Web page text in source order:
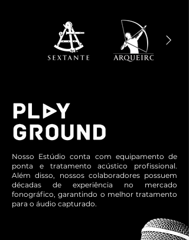
Nosso Estúdio conta com equipamento de
ponta e tratamento acústico profissional.
Além disso, nossos colaboradores possuem
décadas de experiência no mercado
fonográfico, garantindo o melhor tratamento
para o áudio capturado.